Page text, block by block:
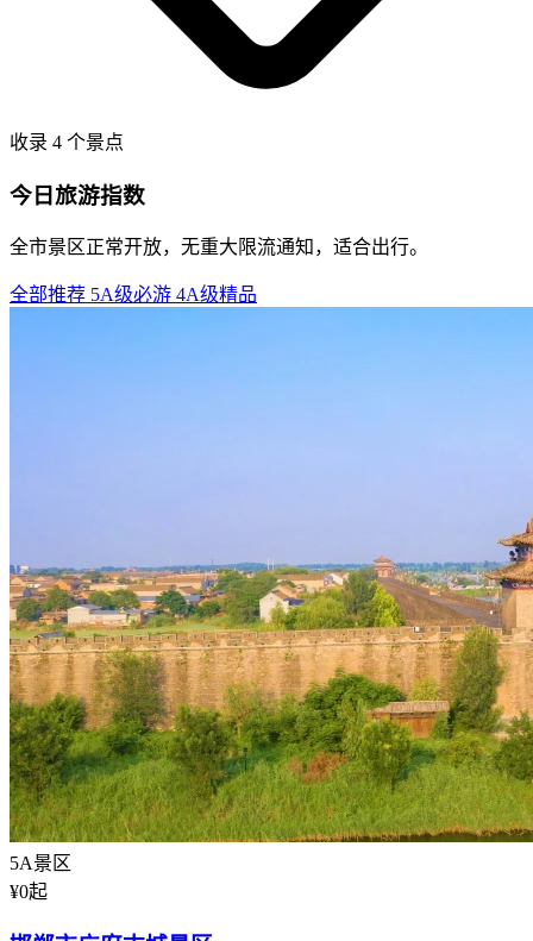
收录 4 个景点
今日旅游指数
全市景区正常开放，无重大限流通知，适合出行。
全部推荐 5A级必游 4A级精品
5A景区
¥0起